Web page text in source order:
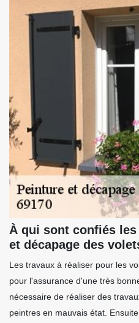
À qui sont confiés
et décapage des
Les travaux à réaliser pour les
pour l'assurance d'une très
nécessaire de réaliser des
peintres en mauvais état.